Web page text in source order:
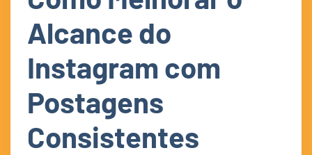
Alcance do
Instagram com
Postagens
Consistentes